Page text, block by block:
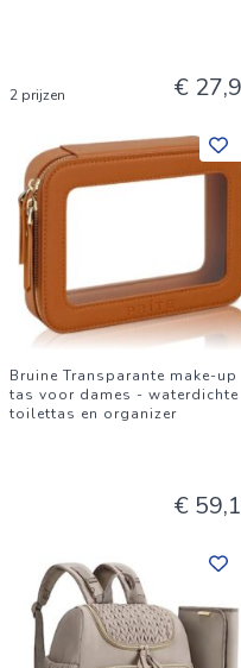
2 prijzen €
Bruine Transparante make-up
tas voor dames - waterdichte
toilettas en organizer
€